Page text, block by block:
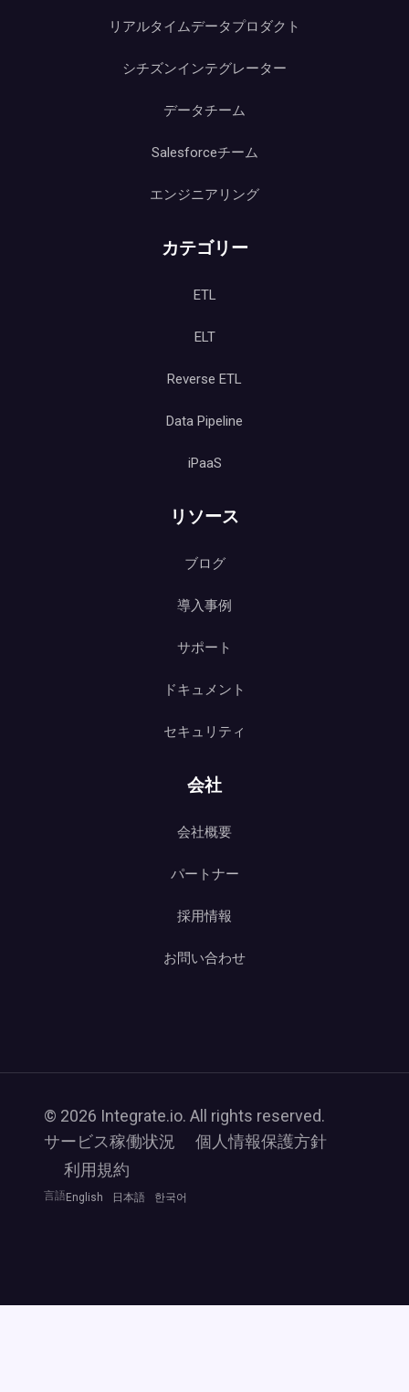
リアルタイムデータプロダクト
シチズンインテグレーター
データチーム
Salesforceチーム
エンジニアリング
カテゴリー
ETL
ELT
Reverse ETL
Data Pipeline
iPaaS
リソース
ブログ
導入事例
サポート
ドキュメント
セキュリティ
会社
会社概要
パートナー
採用情報
お問い合わせ
© 2026 Integrate.io. All rights reserved.
サービス稼働状況
個人情報保護方針
利用規約
言語 English 日本語 한국어